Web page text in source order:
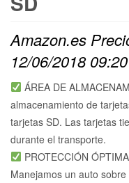
Amazon.es
12/06/2018
ÁREA DE
almacenamiento de
tarjetas SD. Las tarjetas
durante el transporte.
PROTECCIÓN
Manejamos un auto